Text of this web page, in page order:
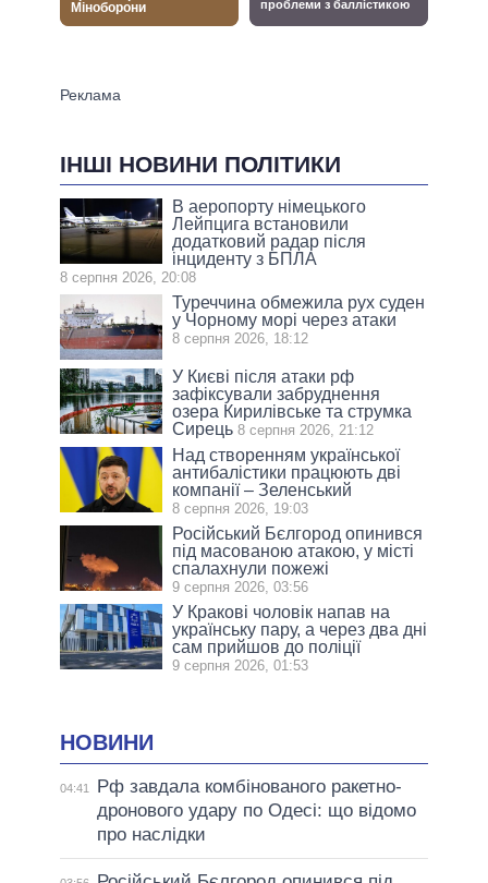
ІНШІ НОВИНИ ПОЛІТИКИ
В аеропорту німецького
Лейпцига встановили
додатковий радар після
інциденту з БПЛА
8 серпня 2026, 20:08
Туреччина обмежила рух суден
у Чорному морі через атаки
8 серпня 2026, 18:12
У Києві після атаки рф
зафіксували забруднення
озера Кирилівське та струмка
Сирець 8 серпня 2026, 21:12
Над створенням української
антибалістики працюють дві
компанії – Зеленський
8 серпня 2026, 19:03
Російський Бєлгород опинився
під масованою атакою, у місті
спалахнули пожежі
9 серпня 2026, 03:56
У Кракові чоловік напав на
українську пару, а через два дні
сам прийшов до поліції
9 серпня 2026, 01:53
НОВИНИ
04:41
Рф завдала комбінованого ракетно-
дронового удару по Одесі: що відомо
про наслідки